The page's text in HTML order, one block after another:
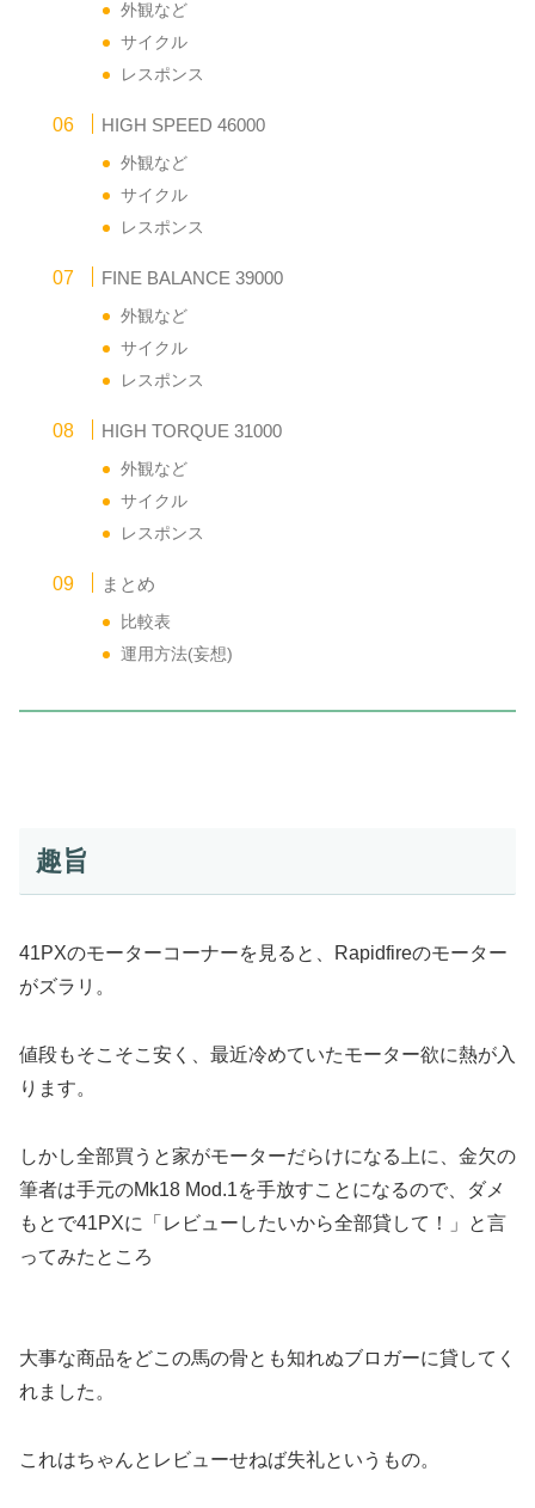
外観など
サイクル
レスポンス
HIGH SPEED 46000
外観など
サイクル
レスポンス
FINE BALANCE 39000
外観など
サイクル
レスポンス
HIGH TORQUE 31000
外観など
サイクル
レスポンス
まとめ
比較表
運用方法(妄想)
趣旨
41PXのモーターコーナーを見ると、Rapidfireのモーター
がズラリ。
値段もそこそこ安く、最近冷めていたモーター欲に熱が入
ります。
しかし全部買うと家がモーターだらけになる上に、金欠の
筆者は手元のMk18 Mod.1を手放すことになるので、ダメ
もとで41PXに「レビューしたいから全部貸して！」と言
ってみたところ
大事な商品をどこの馬の骨とも知れぬブロガーに貸してく
れました。
これはちゃんとレビューせねば失礼というもの。